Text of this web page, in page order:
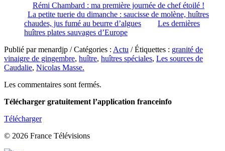
Rémi Chambard : ma première journée de chef étoilé !
La petite tuerie du dimanche : saucisse de molène, huîtres
chaudes, jus fumé au beurre d’algues
Les dernières
huîtres plates sauvages d’Europe
Publié par menardjp / Catégories : Actu / Étiquettes : granité de
vinaigre de gingembre, huître, huîtres spéciales, Les sources de
Caudalie, Nicolas Masse.
Les commentaires sont fermés.
Télécharger gratuitement l’application franceinfo
Télécharger
© 2026 France Télévisions